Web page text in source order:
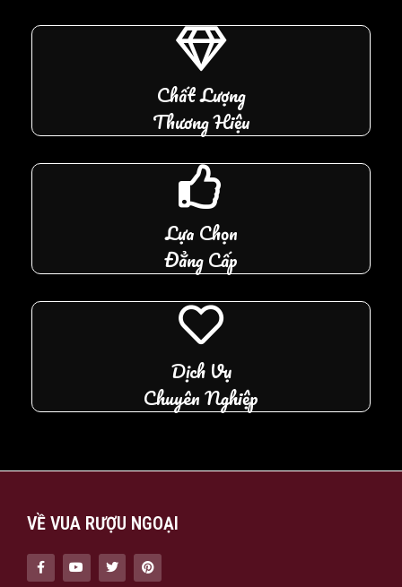
Chất Lượng
Thương Hiệu
Lựa Chọn
Đẳng Cấp
Dịch Vụ
Chuyên Nghiệp
VỀ VUA RƯỢU NGOẠI